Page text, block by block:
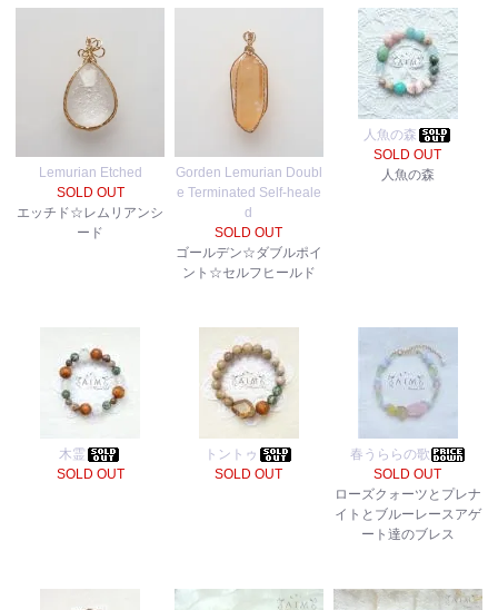
Lemurian Etched
SOLD OUT
エッチド☆レムリアンシ
ード
Gorden Lemurian Doubl
e Terminated Self-heale
d
SOLD OUT
ゴールデン☆ダブルポイ
ント☆セルフヒールド
人魚の森
SOLD OUT
人魚の森
木霊
SOLD OUT
トントゥ
SOLD OUT
春うららの歌
SOLD OUT
ローズクォーツとプレナ
イトとブルーレースアゲ
ート達のブレス